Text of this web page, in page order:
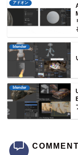
アドオン
blender
blender
COMMENT